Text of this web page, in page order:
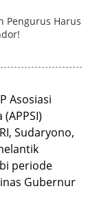
Asosiasi
Sudaryono,
periode
Gubernur